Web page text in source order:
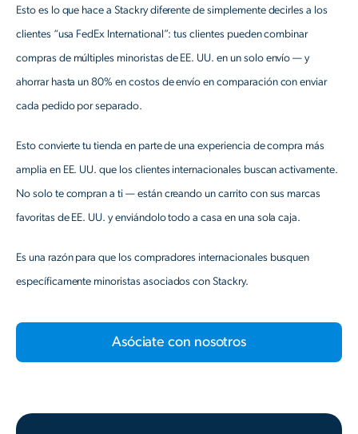
Esto es lo que hace a Stackry diferente de simplemente decirles a los
clientes “usa FedEx International”: tus clientes pueden combinar
compras de múltiples minoristas de EE. UU. en un solo envío — y
ahorrar hasta un 80% en costos de envío en comparación con enviar
cada pedido por separado.
Esto convierte tu tienda en parte de una experiencia de compra más
amplia en EE. UU. que los clientes internacionales buscan activamente.
No solo te compran a ti — están creando un carrito con sus marcas
favoritas de EE. UU. y enviándolo todo a casa en una sola caja.
Es una razón para que los compradores internacionales busquen
específicamente minoristas asociados con Stackry.
Asóciate con nosotros